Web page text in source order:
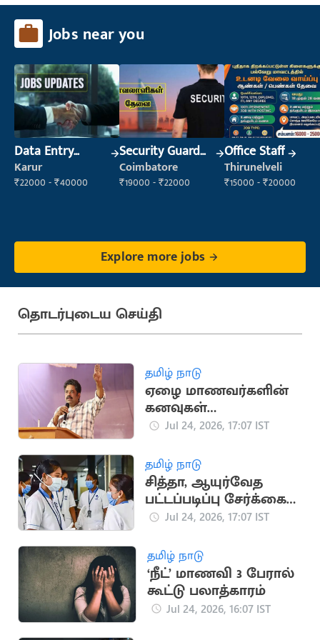
Jobs near you
Data Entry
Operator
Karur
₹22000 - ₹40000
Security Guard
(Security)
Coimbatore
₹19000 - ₹22000
Office Staff
Thirunelveli
₹15000 - ₹20000
Explore more jobs
தொடர்புடைய செய்தி
தமிழ் நாடு
ஏழை மாணவர்களின்
கனவுகள்
நசுக்கப்படுகின்றன -
Jul 24, 2026, 17:07 IST
தமிழ் நாடு
சித்தா, ஆயுர்வேத
பட்டப்படிப்பு சேர்க்கை:
விண்ணப்பங்கள்
Jul 24, 2026, 17:07 IST
தமிழ் நாடு
‘நீட்’ மாணவி 3 பேரால்
கூட்டு பலாத்காரம்
Jul 24, 2026, 16:07 IST